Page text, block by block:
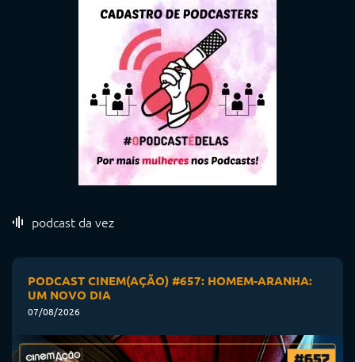
podcast da vez
PODCAST CINEM(AÇÃO) #657: HOMEM-ARANHA:
UM NOVO DIA
07/08/2026